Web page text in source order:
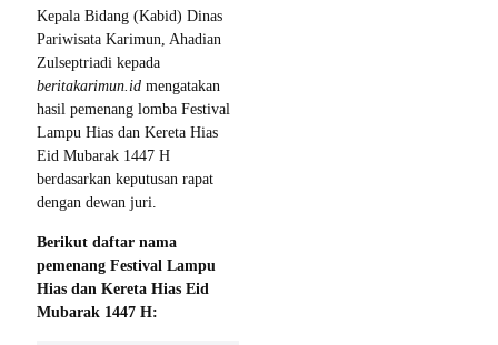
Kepala Bidang (Kabid) Dinas
Pariwisata Karimun, Ahadian
Zulseptriadi kepada
beritakarimun.id mengatakan
hasil pemenang lomba Festival
Lampu Hias dan Kereta Hias
Eid Mubarak 1447 H
berdasarkan keputusan rapat
dengan dewan juri.
Berikut daftar nama
pemenang Festival Lampu
Hias dan Kereta Hias Eid
Mubarak 1447 H: